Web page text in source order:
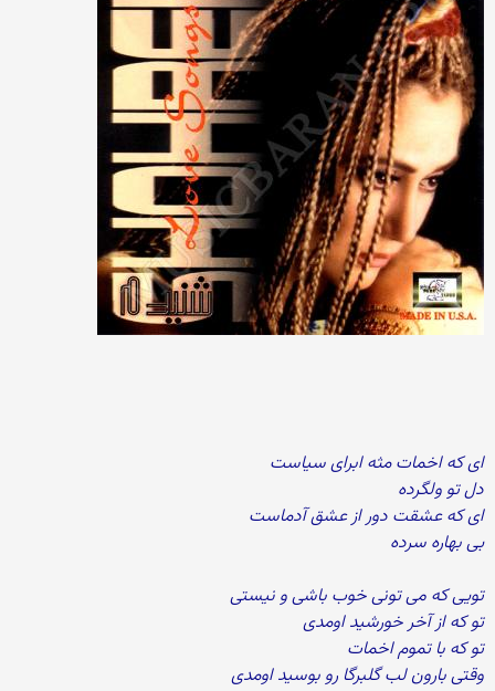
ای که اخمات مثه ابرای سیاست
دل تو ولگرده
ای که عشقت دور از عشق آدماست
بی بهاره سرده
تویی که می تونی خوب باشی و نیستی
تو که از آخر خورشید اومدی
تو که با تموم اخمات
وقتی بارون لب گلبرگا رو بوسید اومدی